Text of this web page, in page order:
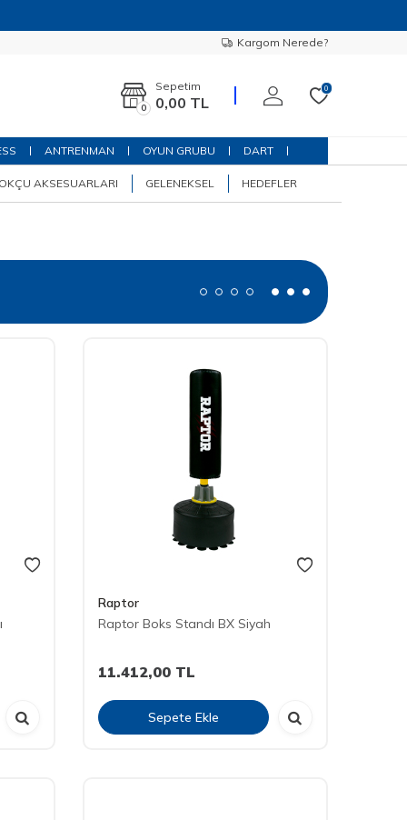
Kargom Nerede?
0
Sepetim
0,00 TL
0
ANTRENMAN OYUN GRUBU DART
AKSESUARLARI GELENEKSEL HEDEFLER
Raptor
Raptor Boks Standı BX Siyah
11.412,00TL
Sepete Ekle